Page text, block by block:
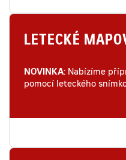
LETECKÉ
NOVINKA: Nabízíme
pomocí leteckého